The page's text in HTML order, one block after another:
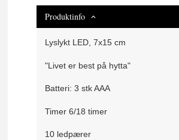
Produktinfo
Lyslykt LED, 7x15 cm
"Livet er best på hytta"
Batteri: 3 stk AAA
Timer 6/18 timer
10 ledpærer